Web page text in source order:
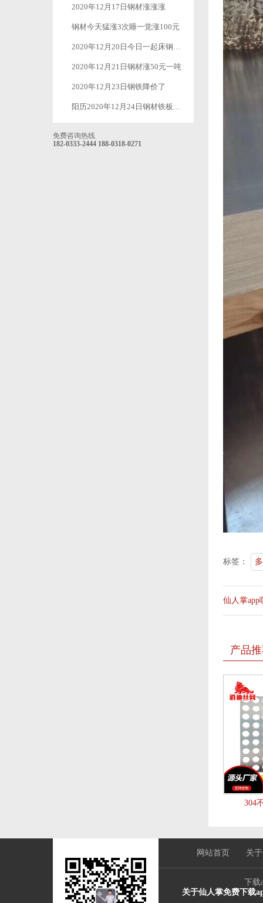
2020年12月17日钢材涨涨涨
钢材今天猛涨3次睡一觉涨100元
2020年12月20日今日一起床钢材又是一波涨涨涨
2020年12月21日钢材涨50元一吨
2020年12月23日钢铁降价了
阳历2020年12月24日钢材铁板价格继续下跌50元-100元
免费咨询热线
182-0333-2444 188-0318-0271
标签：
仙人掌app
产品
304
网站首页 关
下载
关于仙人掌免费下载